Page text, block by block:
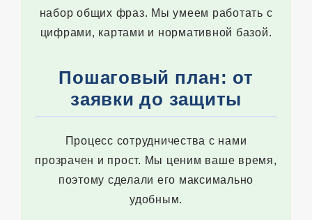
набор общих фраз. Мы умеем работать с
цифрами, картами и нормативной базой.
Пошаговый план: от
заявки до защиты
Процесс сотрудничества с нами
прозрачен и прост. Мы ценим ваше время,
поэтому сделали его максимально
удобным.